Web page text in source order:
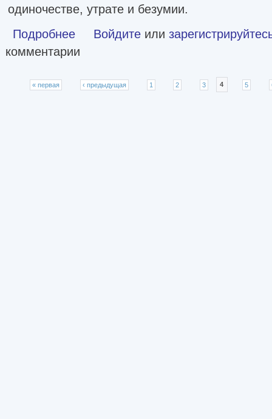
одиночестве, утрате и безумии.
Подробнее о Дом сна [litres]
Войдите или
комментарии
Страницы
« первая ‹ предыдущая 1 2 3 4 5